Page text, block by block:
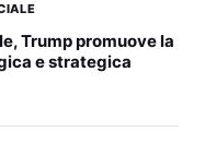
Trump promuove la
e strategica